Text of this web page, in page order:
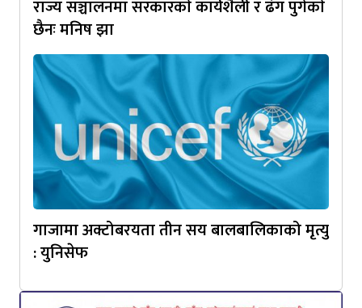
राज्य सञ्चालनमा सरकारकाे कार्यशैली र ढंग पुगेकाे
छैनः मनिष झा
गाजामा अक्टोबरयता तीन सय बालबालिकाको मृत्यु
: युनिसेफ